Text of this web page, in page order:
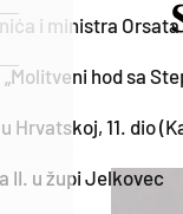
i ministra
„Molitveni hod sa
Hrvatskoj, 11. dio
II. u župi Jelkovec